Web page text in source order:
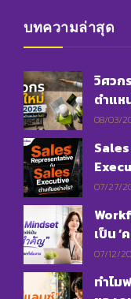
บทความล่าสุด
วิศวก
ตำแห
08/03/
07/27/
เป็น
07/12/
ทำไม